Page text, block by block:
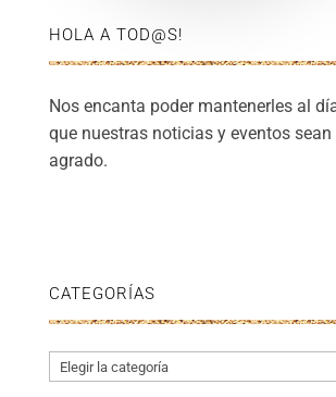
HOLA A TOD@S!
Nos encanta poder mantenerles al
que nuestras noticias y eventos sean
agrado.
CATEGORÍAS
Categorías